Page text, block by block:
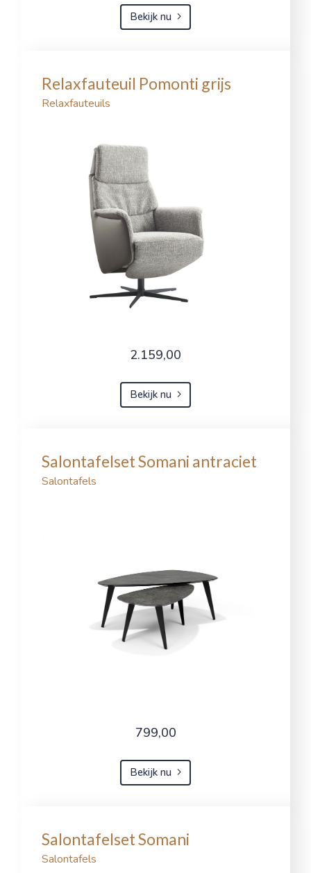
Bekijk nu
Relaxfauteuil Pomonti grijs
Relaxfauteuils
2.159,00
Bekijk nu
Salontafelset Somani antraciet
Salontafels
799,00
Bekijk nu
Salontafelset Somani
Salontafels